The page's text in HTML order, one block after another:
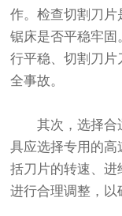
作。检查切割刀片
锯床是否平稳牢
行平稳、切割刀
全事故。
其次，选择合适
具应选择专用的
括刀片的转速、
进行合理调整，以